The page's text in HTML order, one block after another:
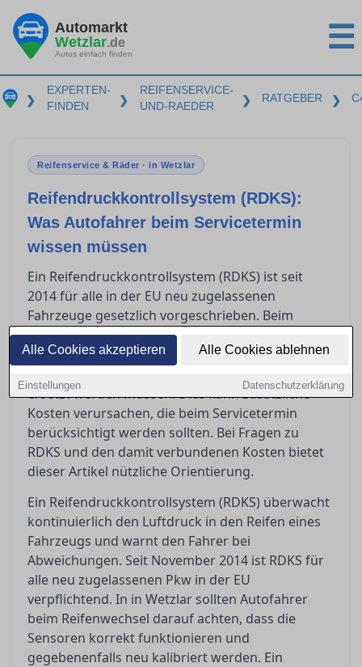
Alle Cookies akzeptieren Alle Cookies ablehnen
Einstellungen Datenschutzerklärung
Automarkt
Wetzlar.de
Autos einfach finden ☰
❯
EXPERTEN-
FINDEN
❯
REIFENSERVICE-
UND-RAEDER
❯ RATGEBER ❯
Reifenservice & Räder · in Wetzlar
Reifendruckkontrollsystem (RDKS):
Was Autofahrer beim Servicetermin
wissen müssen
Ein Reifendruckkontrollsystem (RDKS) ist seit
2014 für alle in der EU neu zugelassenen
Fahrzeuge gesetzlich vorgeschrieben. Beim
Reifenservicein Wetzlar müssen Autofahrer
wissen, dass spezielle Sensoren bei der
ersetzt werden müssen. Dies kann zusätzliche
Kosten verursachen, die beim Servicetermin
berücksichtigt werden sollten. Bei Fragen zu
RDKS und den damit verbundenen Kosten bietet
dieser Artikel nützliche Orientierung.
Ein Reifendruckkontrollsystem (RDKS) überwacht
kontinuierlich den Luftdruck in den Reifen eines
Fahrzeugs und warnt den Fahrer bei
Abweichungen. Seit November 2014 ist RDKS für
alle neu zugelassenen Pkw in der EU
verpflichtend. In in Wetzlar sollten Autofahrer
beim Reifenwechsel darauf achten, dass die
Sensoren korrekt funktionieren und
gegebenenfalls neu kalibriert werden. Ein